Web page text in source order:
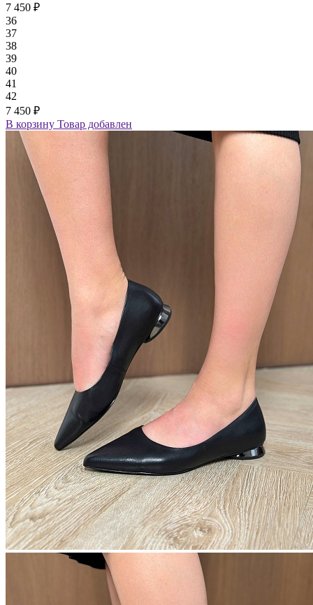
7 450 ₽
36
37
38
39
40
41
42
7 450 ₽
В корзину Товар добавлен